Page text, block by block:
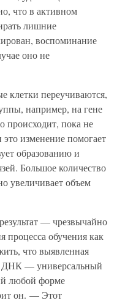
что в активном
лишние
воспоминание
оно не
клетки переучиваются,
например, на гене
происходит, пока не
изменение помогает
образованию и
Большое количество
увеличивает объем
— чрезвычайно
обучения как
что выявленная
ДНК — универсальный
любой форме
он. — Этот